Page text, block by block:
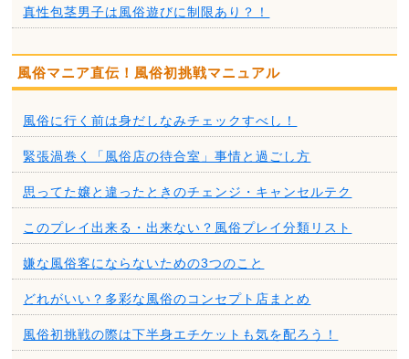
真性包茎男子は風俗遊びに制限あり？！
風俗マニア直伝！風俗初挑戦マニュアル
風俗に行く前は身だしなみチェックすべし！
緊張渦巻く「風俗店の待合室」事情と過ごし方
思ってた嬢と違ったときのチェンジ・キャンセルテク
このプレイ出来る・出来ない？風俗プレイ分類リスト
嫌な風俗客にならないための3つのこと
どれがいい？多彩な風俗のコンセプト店まとめ
風俗初挑戦の際は下半身エチケットも気を配ろう！